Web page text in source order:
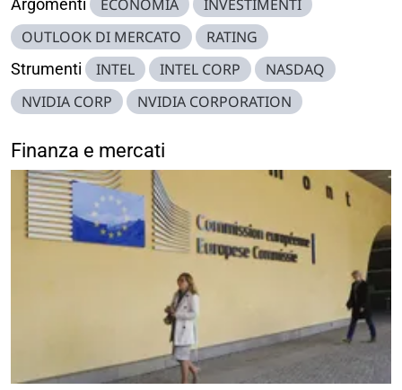
ECONOMIA
INVESTIMENTI
OUTLOOK DI MERCATO
RATING
Strumenti INTEL INTEL CORP
NASDAQ
NVIDIA CORP
NVIDIA CORPORATION
Finanza e mercati